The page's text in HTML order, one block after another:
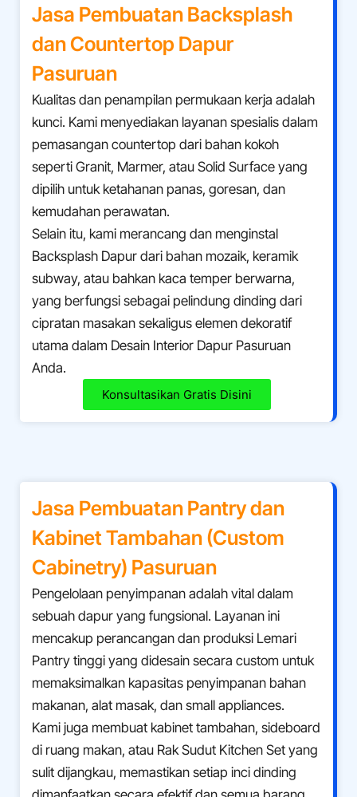
Jasa Pembuatan Backsplash
dan Countertop Dapur
Pasuruan
Kualitas dan penampilan permukaan kerja adalah
kunci. Kami menyediakan layanan spesialis dalam
pemasangan countertop dari bahan kokoh
seperti Granit, Marmer, atau Solid Surface yang
dipilih untuk ketahanan panas, goresan, dan
kemudahan perawatan.
Selain itu, kami merancang dan menginstal
Backsplash Dapur dari bahan mozaik, keramik
subway, atau bahkan kaca temper berwarna,
yang berfungsi sebagai pelindung dinding dari
cipratan masakan sekaligus elemen dekoratif
utama dalam Desain Interior Dapur Pasuruan
Anda.
Konsultasikan Gratis Disini
Jasa Pembuatan Pantry dan
Kabinet Tambahan (Custom
Cabinetry) Pasuruan
Pengelolaan penyimpanan adalah vital dalam
sebuah dapur yang fungsional. Layanan ini
mencakup perancangan dan produksi Lemari
Pantry tinggi yang didesain secara custom untuk
memaksimalkan kapasitas penyimpanan bahan
makanan, alat masak, dan small appliances.
Kami juga membuat kabinet tambahan, sideboard
di ruang makan, atau Rak Sudut Kitchen Set yang
sulit dijangkau, memastikan setiap inci dinding